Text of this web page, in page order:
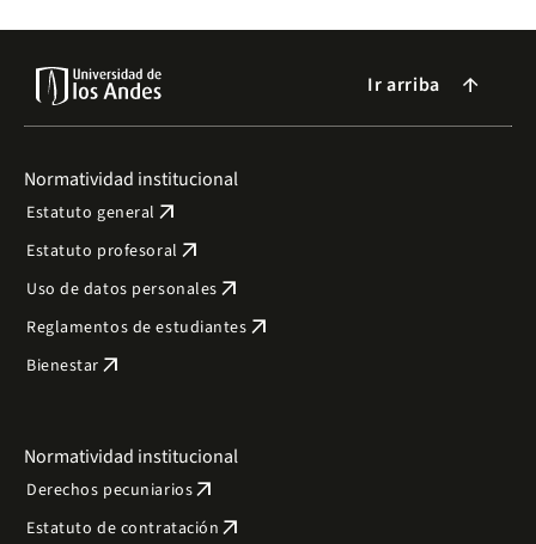
Ir arriba arrow_forward
Normatividad institucional
Estatuto general arrow_outward
Estatuto profesoral arrow_outward
Uso de datos personales arrow_outward
Reglamentos de estudiantes arrow_outward
Bienestar arrow_outward
Normatividad institucional
Derechos pecuniariosarrow_outward
Estatuto de contratación arrow_outward